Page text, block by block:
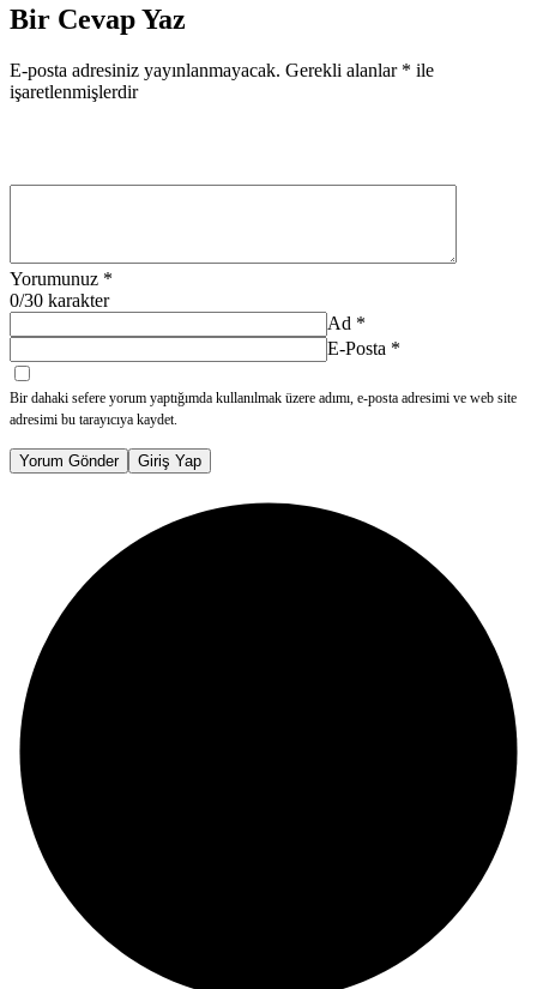
Bir Cevap Yaz
E-posta adresiniz yayınlanmayacak. Gerekli alanlar * ile
işaretlenmişlerdir
Yorumunuz *
0/30 karakter
Ad *
E-Posta *
Bir dahaki sefere yorum yaptığımda kullanılmak üzere adımı, e-posta adresimi ve web site
adresimi bu tarayıcıya kaydet.
Yorum Gönder Giriş Yap